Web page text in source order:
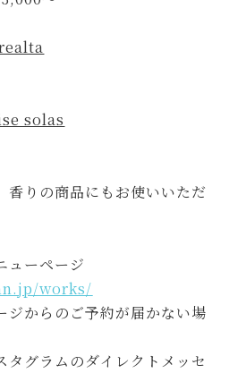
solas
香りの商品にもお使いいただ
ューページ
works/
からのご予約が届かない場
タグラムのダイレクトメッセ